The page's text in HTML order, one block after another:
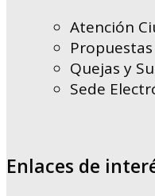
Atención
Quejas y
Sede
Enlaces de